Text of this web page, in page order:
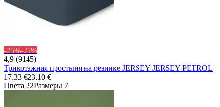
-25%-25%
4,9 (9145)
Трикотажная простыня на резинке JERSEY JERSEY-PETROL
17,33 €23,10 €
Цвета 22Размеры 7